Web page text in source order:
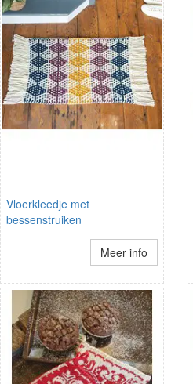
Vloerkleedje met
bessenstruiken
Meer info